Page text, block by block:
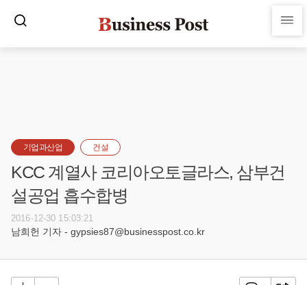
기업과산업 건설
KCC 계열사 코리아오토글라스, 삼부건
설공업 흡수합병
2016-12-30 15:03:21
남희헌 기자 - gypsies87@businesspost.co.kr